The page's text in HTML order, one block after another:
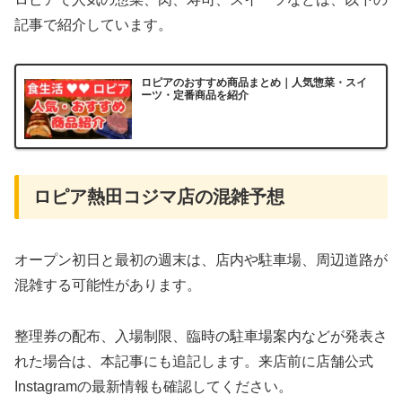
記事で紹介しています。
ロピアのおすすめ商品まとめ｜人気惣菜・スイ
ーツ・定番商品を紹介
ロピア熱田コジマ店の混雑予想
オープン初日と最初の週末は、店内や駐車場、周辺道路が
混雑する可能性があります。
整理券の配布、入場制限、臨時の駐車場案内などが発表さ
れた場合は、本記事にも追記します。来店前に店舗公式
Instagramの最新情報も確認してください。